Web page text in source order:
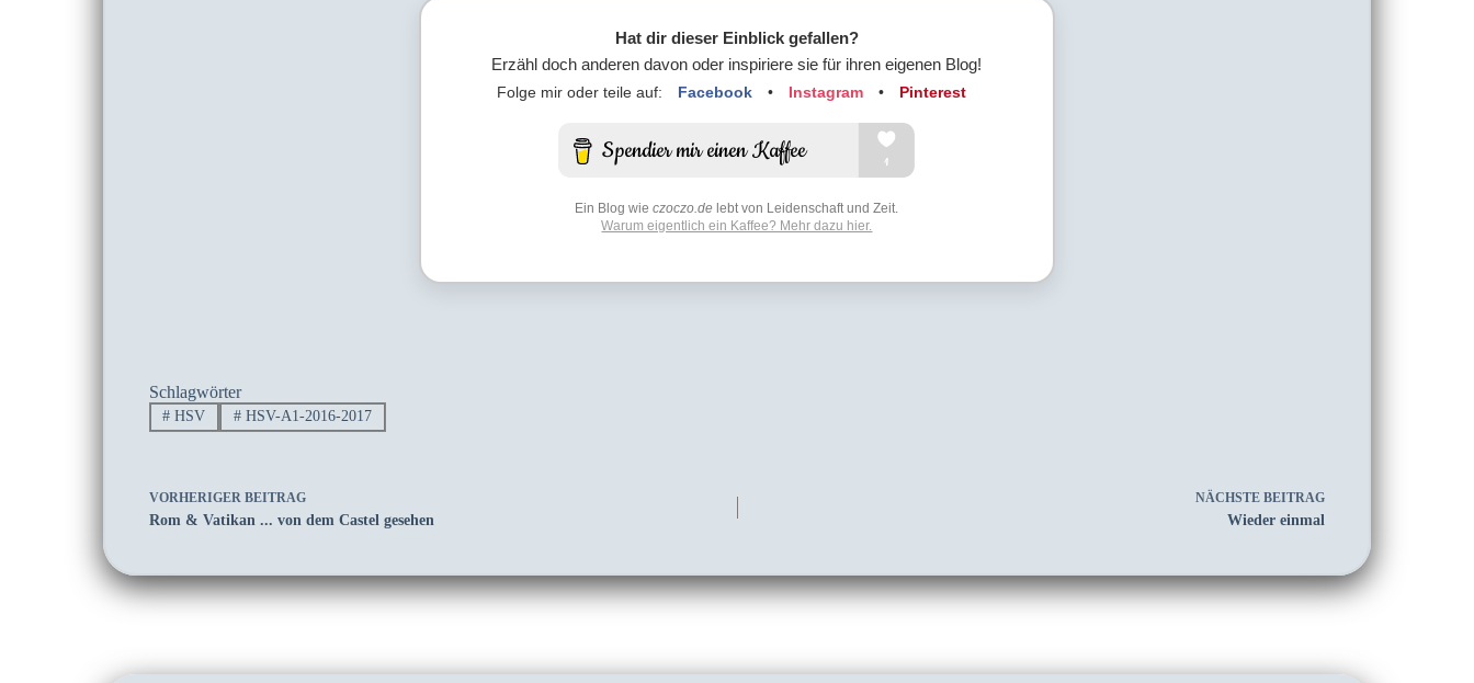
Hat dir dieser Einblick gefallen?
Erzähl doch anderen davon oder inspiriere sie für ihren eigenen Blog!
Folge mir oder teile auf: Facebook • Instagram • Pinterest
Ein Blog wieczoczo.de lebt von Leidenschaft und Zeit.
Warum eigentlich ein Kaffee? Mehr dazu hier.
Schlagwörter
# HSV # HSV-A1-2016-2017
VORHERIGER BEITRAG
Rom & Vatikan ... von dem Castel gesehen
NÄCHSTEBEITRAG
Wieder einmal